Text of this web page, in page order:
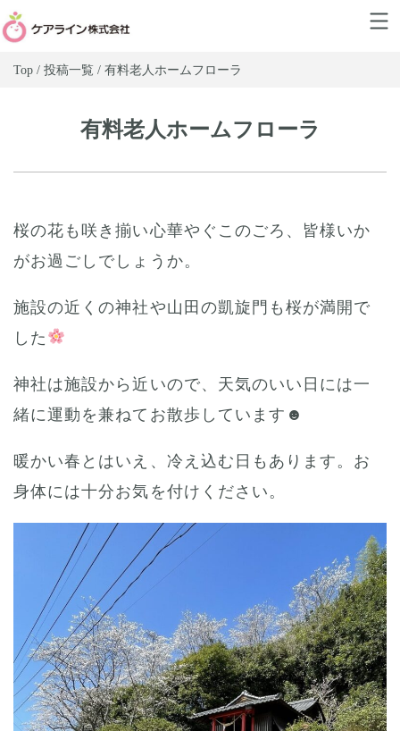
Top / 投稿一覧 / 有料老人ホームフローラ
有料老人ホームフローラ
桜の花も咲き揃い心華やぐこのごろ、皆様いか
がお過ごしでしょうか。
施設の近くの神社や山田の凱旋門も桜が満開で
した
神社は施設から近いので、天気のいい日には一
緒に運動を兼ねてお散歩しています☻
暖かい春とはいえ、冷え込む日もあります。お
身体には十分お気を付けください。